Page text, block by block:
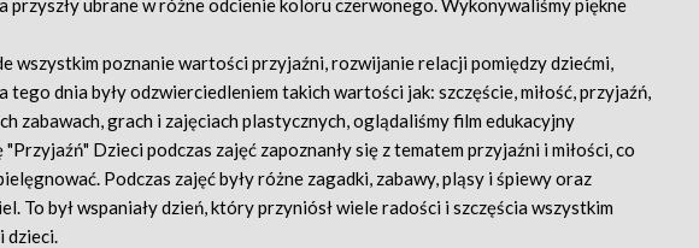
przyszły ubrane w różne odcienie koloru czerwonego. Wykonywaliśmy piękne
wszystkim poznanie wartości przyjaźni, rozwijanie relacji pomiędzy dziećmi,
dnia były odzwierciedleniem takich wartości jak: szczęście, miłość, przyjaźń,
zabawach, grach i zajęciach plastycznych, oglądaliśmy film edukacyjny
Dzieci podczas zajęć zapoznanły się z tematem przyjaźni i miłości, co
Podczas zajęć były różne zagadki, zabawy, pląsy i śpiewy oraz
To był wspaniały dzień, który przyniósł wiele radości i szczęścia wszystkim
dzieci.